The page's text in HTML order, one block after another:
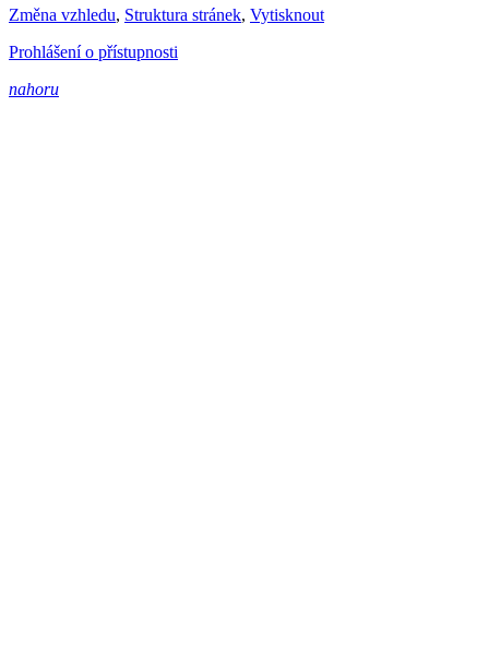
Změna vzhledu, Struktura stránek, Vytisknout
Prohlášení o přístupnosti
nahoru